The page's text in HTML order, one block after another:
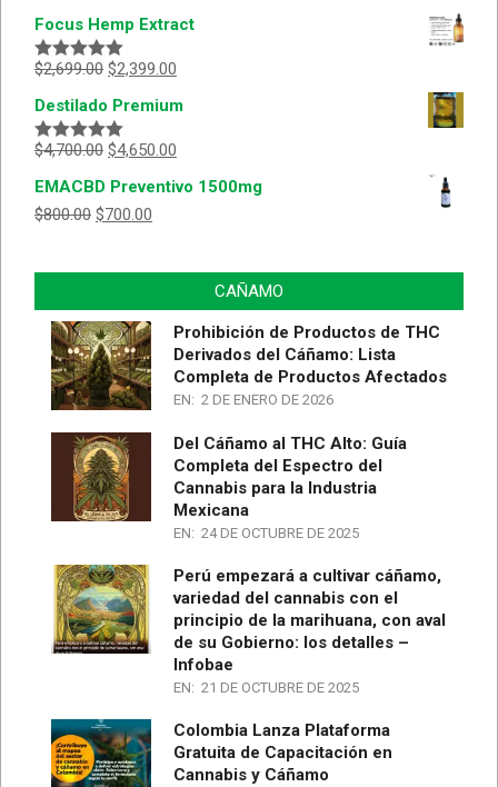
Focus Hemp Extract
Valorado
5
$2,699.00 $2,399.00
Destilado Premium
Valorado
5
$4,700.00 $4,650.00
EMACBD Preventivo 1500mg
$800.00 $700.00
CAÑAMO
Prohibición de Productos de THC
Derivados del Cáñamo: Lista
Completa de Productos Afectados
EN: 2 DE ENERO DE 2026
Del Cáñamo al THC Alto: Guía
Completa del Espectro del
Cannabis para la Industria
Mexicana
EN: 24 DE OCTUBRE DE 2025
Perú empezará a cultivar cáñamo,
variedad del cannabis con el
principio de la marihuana, con aval
de su Gobierno: los detalles –
Infobae
EN: 21 DE OCTUBRE DE 2025
Colombia Lanza Plataforma
Gratuita de Capacitación en
Cannabis y Cáñamo